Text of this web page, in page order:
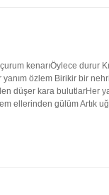
kenarıÖylece durur
yanım özlem Birikir bir
düşer kara bulutlarHer
ellerinden gülüm Artık